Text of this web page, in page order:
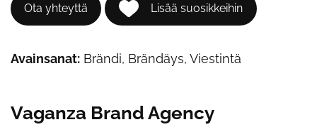
Ota yhteyttä Lisää suosikkeihin
Avainsanat: Brändi, Brändäys, Viestintä
Vaganza Brand Agency